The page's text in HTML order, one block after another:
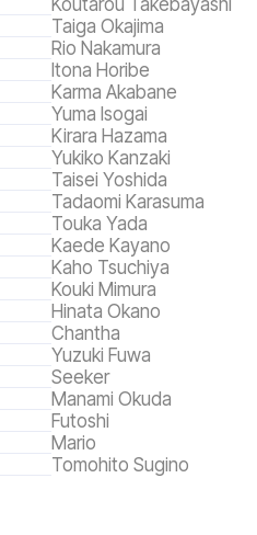
Koutarou Takebayashi
Taiga Okajima
Rio Nakamura
Itona Horibe
Karma Akabane
Yuma Isogai
Kirara Hazama
Yukiko Kanzaki
Taisei Yoshida
Tadaomi Karasuma
Touka Yada
Kaede Kayano
Kaho Tsuchiya
Kouki Mimura
Hinata Okano
Chantha
Yuzuki Fuwa
Seeker
Manami Okuda
Futoshi
Mario
Tomohito Sugino